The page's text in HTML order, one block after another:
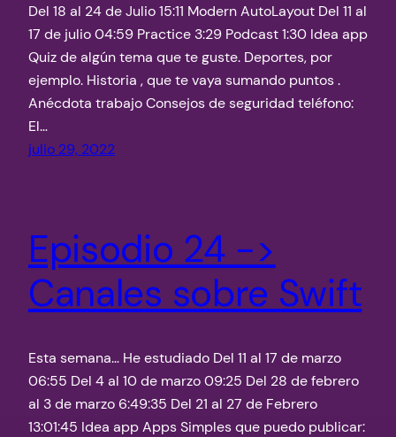
Del 18 al 24 de Julio 15:11 Modern AutoLayout Del 11 al
17 de julio 04:59 Practice 3:29 Podcast 1:30 Idea app
Quiz de algún tema que te guste. Deportes, por
ejemplo. Historia , que te vaya sumando puntos .
Anécdota trabajo Consejos de seguridad teléfono:
El…
julio 29, 2022
Episodio 24 ->
Canales sobre Swift
Esta semana… He estudiado Del 11 al 17 de marzo
06:55 Del 4 al 10 de marzo 09:25 Del 28 de febrero
al 3 de marzo 6:49:35 Del 21 al 27 de Febrero
13:01:45 Idea app Apps Simples que puedo publicar: